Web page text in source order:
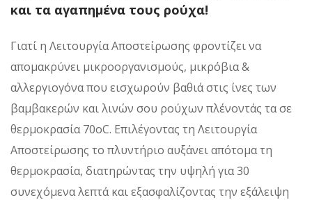
και τα αγαπημένα τους ρούχα!
Γιατί η Λειτουργία Αποστείρωσης φροντίζει να
απομακρύνει μικροοργανισμούς, μικρόβια &
αλλεργιογόνα που εισχωρούν βαθιά στις ίνες των
βαμβακερών και λινών σου ρούχων πλένοντάς τα σε
θερμοκρασία 70oC. Επιλέγοντας τη Λειτουργία
Αποστείρωσης το πλυντήριο αυξάνει απότομα τη
θερμοκρασία, διατηρώντας την υψηλή για 30
συνεχόμενα λεπτά και εξασφαλίζοντας την εξάλειψη